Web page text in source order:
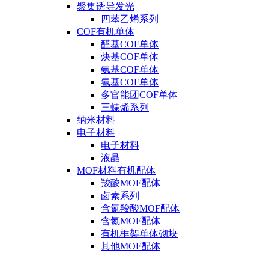
聚集诱导发光
四苯乙烯系列
COF有机单体
醛基COF单体
炔基COF单体
氨基COF单体
氰基COF单体
多官能团COF单体
三蝶烯系列
纳米材料
电子材料
电子材料
液晶
MOF材料有机配体
羧酸MOF配体
卤素系列
含氮羧酸MOF配体
含氮MOF配体
有机框架单体砌块
其他MOF配体